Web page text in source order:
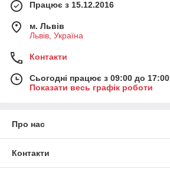
Працює з 15.12.2016
м. Львів
Львів, Україна
Контакти
Сьогодні працює з 09:00 до 17:00
Показати весь графік роботи
Про нас
Контакти